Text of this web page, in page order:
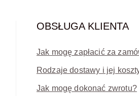
OBSŁUGA KLIENTA
Jak mogę zapłacić za
Rodzaje dostawy i jej
Jak mogę dokonać zwrotu?